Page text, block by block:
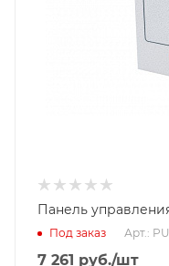
Панель
Под заказ Арт.:
7 261 руб./шт